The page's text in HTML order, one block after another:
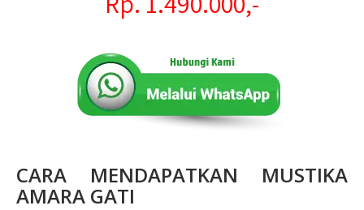
CARA MENDAPATKAN MUSTIKA
AMARA GATI